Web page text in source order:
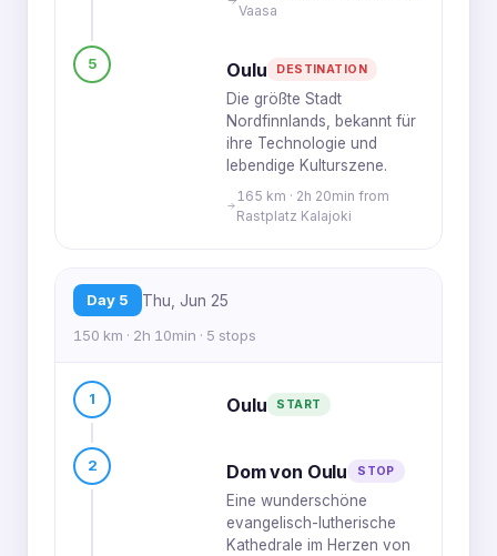
Vaasa
5 Oulu DESTINATION
Die größte Stadt
Nordfinnlands, bekannt für
ihre Technologie und
lebendige Kulturszene.
165 km · 2h 20min from
Rastplatz Kalajoki
Day 5 Thu, Jun 25
150 km · 2h 10min · 5 stops
1 Oulu START
2 Dom von Oulu STOP
Eine wunderschöne
evangelisch-lutherische
Kathedrale im Herzen von